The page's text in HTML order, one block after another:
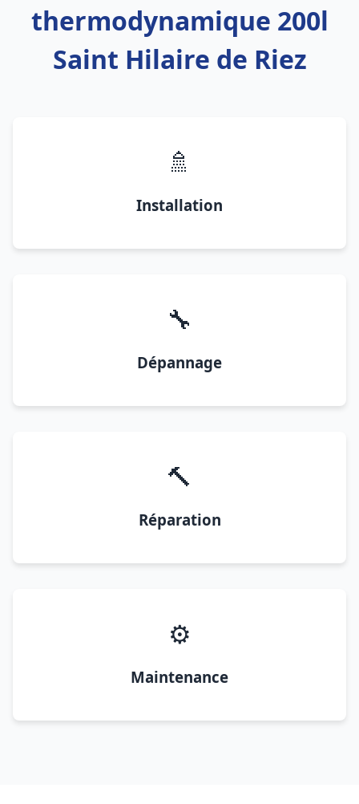
thermodynamique 200l
Saint Hilaire de Riez
🚿
Installation
🔧
Dépannage
🔨
Réparation
⚙️
Maintenance